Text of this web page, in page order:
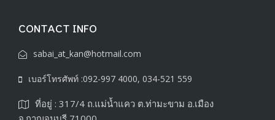
CONTACT INFO
sabai_at_kan@hotmail.com
เบอร์โทรศัพท์ :092-997 4000, 034-521 559
ที่อยู่ : 317/4 ถ.แม่น้ำแคว ต.ท่ามะขาม อ.เมือง